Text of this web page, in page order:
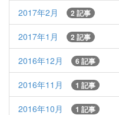
2017年2月 2 記事
2017年1月 2 記事
2016年12月 6 記事
2016年11月 1 記事
2016年10月 1 記事